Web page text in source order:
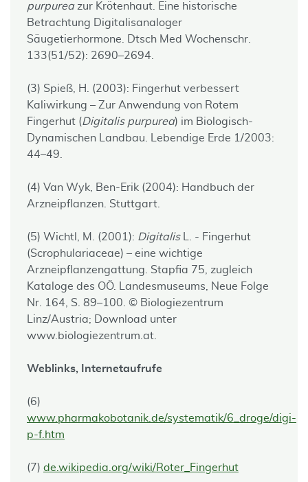
purpureazur Krötenhaut. Eine historische
Betrachtung Digitalisanaloger
Säugetierhormone. Dtsch Med Wochenschr.
133(51/52): 2690–2694.
(3) Spieß, H. (2003): Fingerhut verbessert
Kaliwirkung – Zur Anwendung von Rotem
Fingerhut (Digitalis purpurea) im Biologisch-
Dynamischen Landbau. Lebendige Erde 1/2003:
44–49.
(4) Van Wyk, Ben-Erik (2004): Handbuch der
Arzneipflanzen. Stuttgart.
(5) Wichtl, M. (2001): DigitalisL. - Fingerhut
(Scrophulariaceae) – eine wichtige
Arzneipflanzengattung. Stapfia 75, zugleich
Kataloge des OÖ. Landesmuseums, Neue Folge
Nr. 164, S. 89–100. © Biologiezentrum
Linz/Austria; Download unter
www.biologiezentrum.at.
Weblinks, Internetaufrufe
(6)
www.pharmakobotanik.de/systematik/6_droge/digi-
p-f.htm
(7) de.wikipedia.org/wiki/Roter_Fingerhut